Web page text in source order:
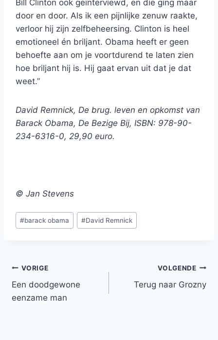
Bill Clinton ook geïnterviewd, en die ging maar
door en door. Als ik een pijnlijke zenuw raakte,
verloor hij zijn zelfbeheersing. Clinton is heel
emotioneel én briljant. Obama heeft er geen
behoefte aan om je voortdurend te laten zien
hoe briljant hij is. Hij gaat ervan uit dat je dat
weet.”
David Remnick, De brug. leven en opkomst van
Barack Obama, De Bezige Bij, ISBN: 978-90-
234-6316-0, 29,90 euro.
© Jan Stevens
Bericht
tags:
#barack obama #David Remnick
Bericht
navigatie
VORIGE
Een doodgewone
eenzame man
VOLGENDE
Terug naar Grozny